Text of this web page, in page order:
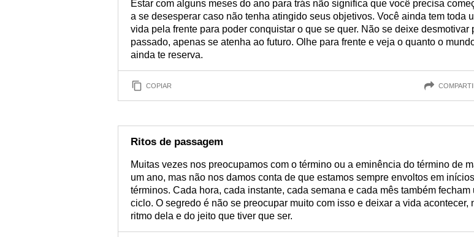
Estar com alguns meses do ano para trás não significa que você precisa
a se desesperar caso não tenha atingido seus objetivos. Você ainda tem toda
vida pela frente para poder conquistar o que se quer. Não se deixe desmotivar
passado, apenas se atenha ao futuro. Olhe para frente e veja o quanto o
ainda te reserva.
COPIAR
Ritos de passagem
Muitas vezes nos preocupamos com o término ou a eminência do término de
um ano, mas não nos damos conta de que estamos sempre envoltos em
términos. Cada hora, cada instante, cada semana e cada mês também fecham
ciclo. O segredo é não se preocupar muito com isso e deixar a vida acontecer,
ritmo dela e do jeito que tiver que ser.